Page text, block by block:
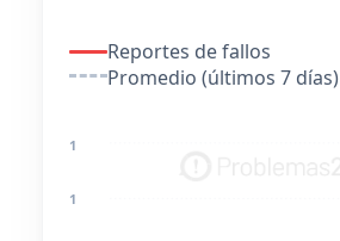
Reportes de fallos
Promedio (últimos 7 días)
1
1